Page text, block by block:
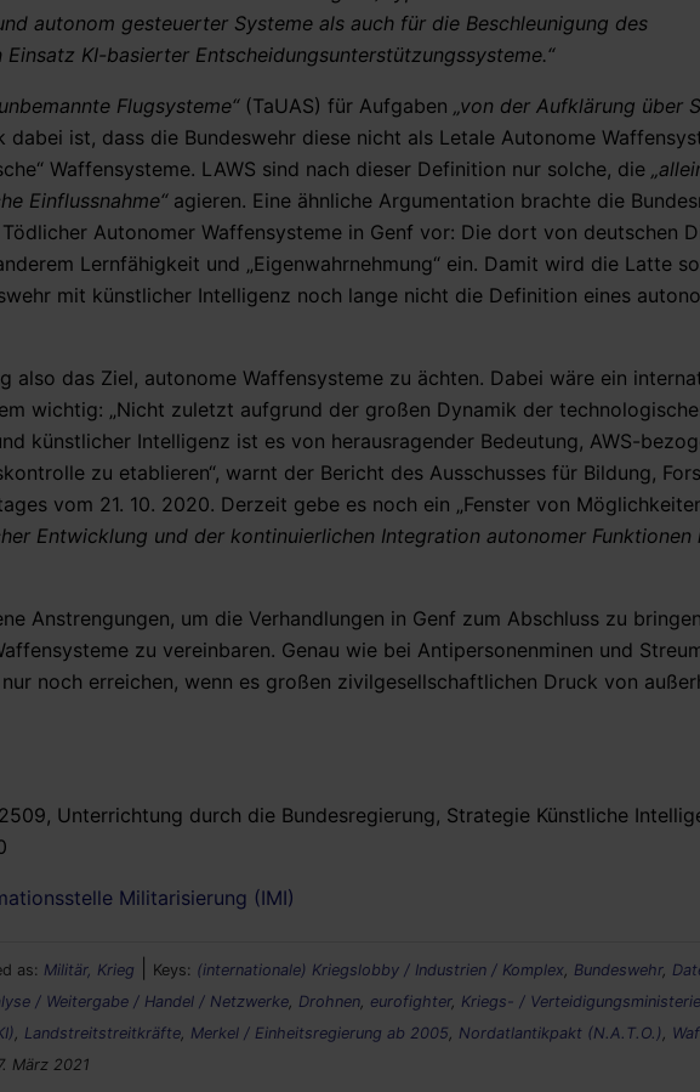
autonom gesteuerter Systeme als auch für die Beschleunigung des
KI-basierter Entscheidungsunterstützungssysteme.“
Flugsysteme“ (TaUAS) für Aufgaben „von der Aufklärung über
dabei ist, dass die Bundeswehr diese nicht als Letale Autonome
Waffensysteme. LAWS sind nach dieser Definition nur solche, die
Einflussnahme“agieren. Eine ähnliche Argumentation brachte die
Autonomer Waffensysteme in Genf vor: Die dort von deutschen
Lernfähigkeit und „Eigenwahrnehmung“ ein. Damit wird die Latte
mit künstlicher Intelligenz noch lange nicht die Definition eines
also das Ziel, autonome Waffensysteme zu ächten. Dabei wäre ein
wichtig: „Nicht zuletzt aufgrund der großen Dynamik der
künstlicher Intelligenz ist es von herausragender Bedeutung, AWS-
zu etablieren“, warnt der Bericht des Ausschusses für Bildung,
vom 21. 10. 2020. Derzeit gebe es noch ein „Fenster von
Entwicklung und der kontinuierlichen Integration autonomer Funktionen
Anstrengungen, um die Verhandlungen in Genf zum Abschluss zu
zu vereinbaren. Genau wie bei Antipersonenminen und
noch erreichen, wenn es großen zivilgesellschaftlichen Druck von
Unterrichtung durch die Bundesregierung, Strategie Künstliche
Militarisierung (IMI)
as: Militär, Krieg Keys: (internationale) Kriegslobby / Industrien / Komplex Bundeswehr,
/ Weitergabe / Handel / Netzwerke Drohnen eurofighter, Kriegs- /
Landstreitstreitkräfte Merkel / Einheitsregierung ab 2005 Nordatlantikpakt (N.A.T.O.)
7. März 2021